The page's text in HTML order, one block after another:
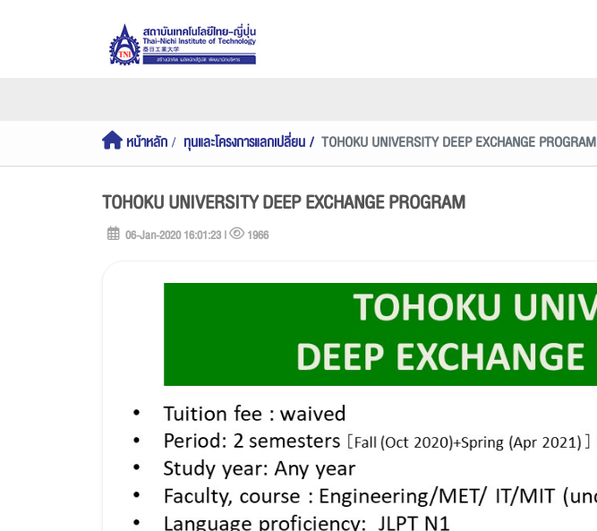
หน้าหลัก ทุนและโครงการแลกเปลี่ยน TOHOKU UNIVERSITY DEEP EXCHANGE PROGRAM
TOHOKU UNIVERSITY DEEP EXCHANGE PROGRAM
06-Jan-2020 16:01:23 | 1966